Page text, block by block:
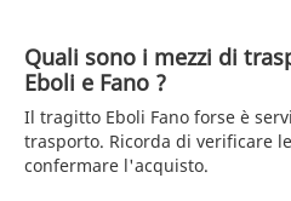
Quali sono i mezzi di
Eboli e Fano ?
Il tragitto Eboli Fano forse è
trasporto. Ricorda di verificare
confermare l'acquisto.